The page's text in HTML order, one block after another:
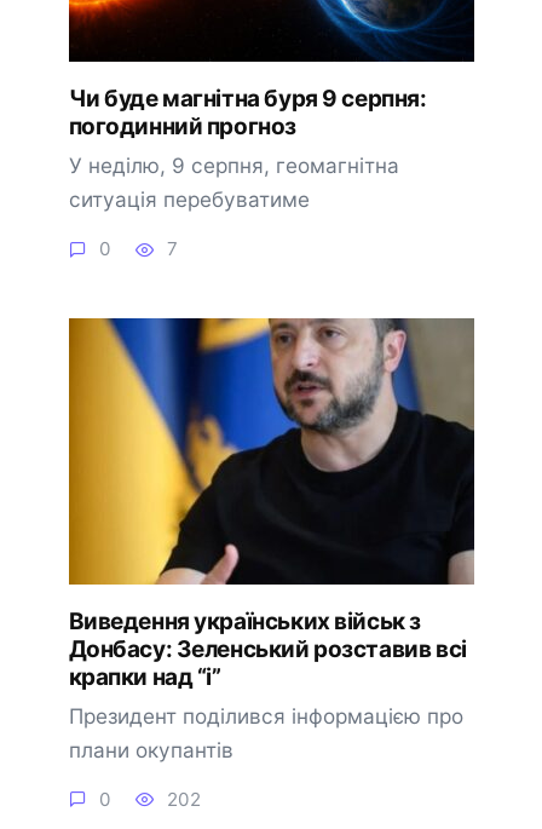
Чи буде магнітна буря 9 серпня:
погодинний прогноз
У неділю, 9 серпня, геомагнітна
ситуація перебуватиме
0 7
Виведення українських військ з
Донбасу: Зеленський розставив всі
крапки над “і”
Президент поділився інформацією про
плани окупантів
0 202